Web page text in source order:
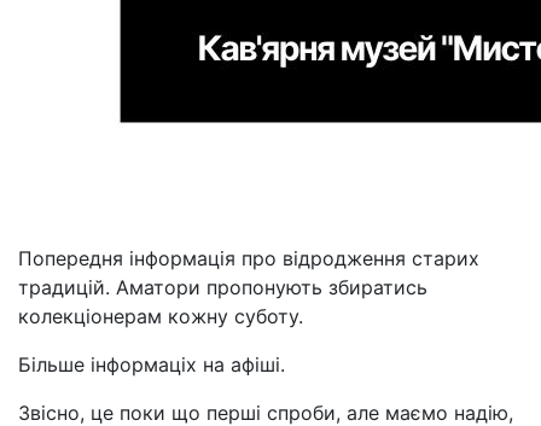
Попередня інформація про відродження старих
традицій. Аматори пропонують збиратись
колекціонерам кожну суботу.
Більше інформаціх на афіші.
Звісно, це поки що перші спроби, але маємо надію,